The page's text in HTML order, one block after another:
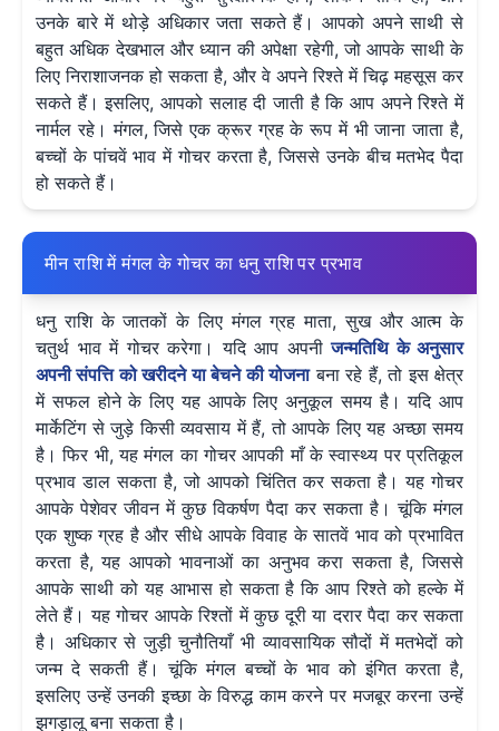
उनके बारे में थोड़े अधिकार जता सकते हैं। आपको अपने साथी से
बहुत अधिक देखभाल और ध्यान की अपेक्षा रहेगी, जो आपके साथी के
लिए निराशाजनक हो सकता है, और वे अपने रिश्ते में चिढ़ महसूस कर
सकते हैं। इसलिए, आपको सलाह दी जाती है कि आप अपने रिश्ते में
नार्मल रहे। मंगल, जिसे एक क्रूर ग्रह के रूप में भी जाना जाता है,
बच्चों के पांचवें भाव में गोचर करता है, जिससे उनके बीच मतभेद पैदा
हो सकते हैं।
मीन राशि में मंगल के गोचर का धनु राशि पर प्रभाव
धनु राशि के जातकों के लिए मंगल ग्रह माता, सुख और आत्म के
चतुर्थ भाव में गोचर करेगा। यदि आप अपनीजन्मतिथि के अनुसार
अपनी संपत्ति को खरीदने या बेचने की योजनाबना रहे हैं, तो इस क्षेत्र
में सफल होने के लिए यह आपके लिए अनुकूल समय है। यदि आप
मार्केटिंग से जुड़े किसी व्यवसाय में हैं, तो आपके लिए यह अच्छा समय
है। फिर भी, यह मंगल का गोचर आपकी माँ के स्वास्थ्य पर प्रतिकूल
प्रभाव डाल सकता है, जो आपको चिंतित कर सकता है। यह गोचर
आपके पेशेवर जीवन में कुछ विकर्षण पैदा कर सकता है। चूंकि मंगल
एक शुष्क ग्रह है और सीधे आपके विवाह के सातवें भाव को प्रभावित
करता है, यह आपको भावनाओं का अनुभव करा सकता है, जिससे
आपके साथी को यह आभास हो सकता है कि आप रिश्ते को हल्के में
लेते हैं। यह गोचर आपके रिश्तों में कुछ दूरी या दरार पैदा कर सकता
है। अधिकार से जुड़ी चुनौतियाँ भी व्यावसायिक सौदों में मतभेदों को
जन्म दे सकती हैं। चूंकि मंगल बच्चों के भाव को इंगित करता है,
इसलिए उन्हें उनकी इच्छा के विरुद्ध काम करने पर मजबूर करना उन्हें
झगड़ालू बना सकता है।